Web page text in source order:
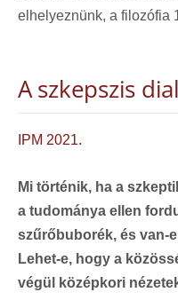
elhelyeznünk, a filozófia
A szkepszis
IPM 2021.
Mi történik, ha a
a tudománya ellen
szűrőbuborék, és van-
Lehet-e, hogy a
végül középkori